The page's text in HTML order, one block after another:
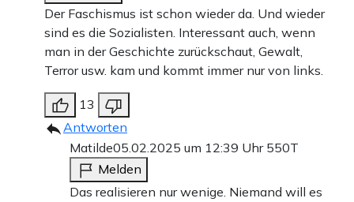
Der Faschismus ist schon wieder da. Und wieder
sind es die Sozialisten. Interessant auch, wenn
man in der Geschichte zurückschaut, Gewalt,
Terror usw. kam und kommt immer nur von links.
13
Antworten
Matilde05.02.2025 um 12:39 Uhr 550T
Melden
Das realisieren nur wenige. Niemand will es